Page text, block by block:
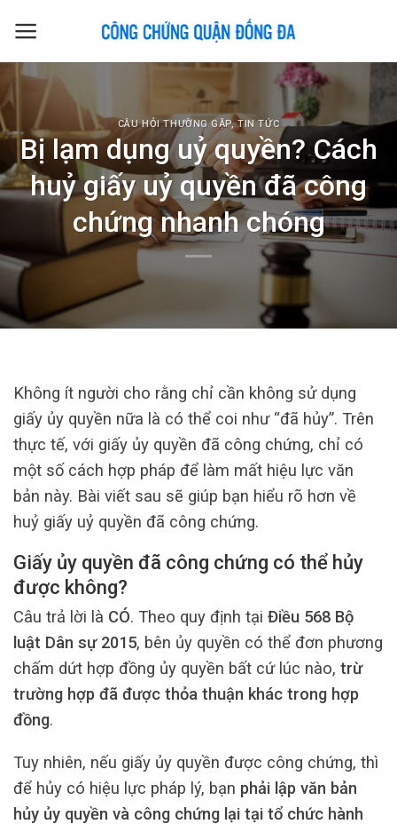
CÂU HỎI THƯỜNG GẶP,TIN TỨC
Bị lạm dụng uỷ quyền? Cách
huỷ giấy uỷ quyền đã công
chứng nhanh chóng
Không ít người cho rằng chỉ cần không sử dụng
giấy ủy quyền nữa là có thể coi như “đã hủy”. Trên
thực tế, với giấy ủy quyền đã công chứng, chỉ có
một số cách hợp pháp để làm mất hiệu lực văn
bản này. Bài viết sau sẽ giúp bạn hiểu rõ hơn về
huỷ giấy uỷ quyền đã công chứng.
Giấy ủy quyền đã công chứng có thể hủy
được không?
Câu trả lời là CÓ. Theo quy định tại Điều 568 Bộ
luật Dân sự 2015, bên ủy quyền có thể đơn phương
chấm dứt hợp đồng ủy quyền bất cứ lúc nào, trừ
trường hợp đã được thỏa thuận khác trong hợp
đồng.
Tuy nhiên, nếu giấy ủy quyền được công chứng, thì
để hủy có hiệu lực pháp lý, bạn phải lập văn bản
hủy ủy quyền và công chứng lại tại tổ chức hành